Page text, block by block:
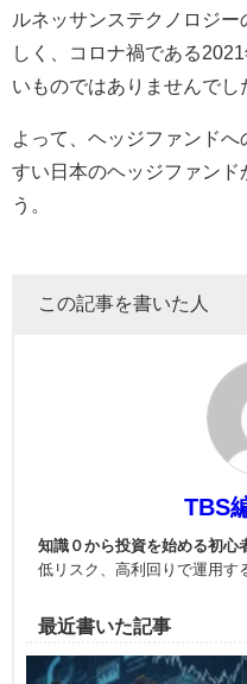
ルネッサンステクノロジ
しく、コロナ禍である
いものではありませんでし
よって、ヘッジファンド
すい日本のヘッジファンド
う。
この記事を書いた人
TBS
知識０から投資を始める初心
低リスク、高利回りで運用す
最近書いた記事